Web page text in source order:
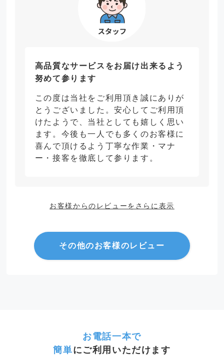
高品質なサービスをお届け出来るよう
努めて参ります
この度は当社をご利用頂き誠にありが
とうございました。安心してご利用頂
けたようで、当社としても嬉しく思い
ます。今後も一人でも多くのお客様に
喜んで頂けるよう丁寧な作業・マナ
ー・接客を徹底して参ります。
お客様からのレビューをさらに表示
その他のお客様のレビュー
お電話一本で
簡単にご利用いただけます